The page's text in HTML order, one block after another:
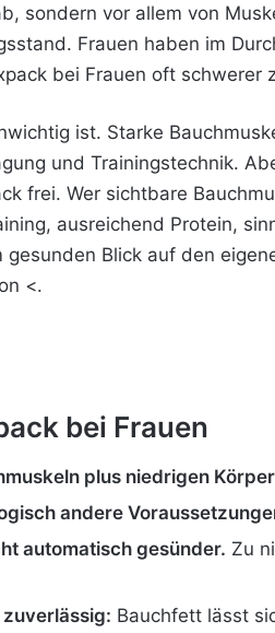
sondern vor allem von
Frauen haben im
bei Frauen oft
ist. Starke
und Trainingstechnik.
frei. Wer sichtbare
ausreichend Protein,
Blick auf den
<.
bei Frauen
plus niedrigen
andere
automatisch gesünder. Zu
Bauchfett lässt